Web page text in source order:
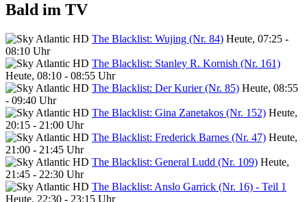
Bald im TV
The Blacklist: Wujing (Nr. 84) Heute, 07:25 -
08:10 Uhr
The Blacklist: Stanley R. Kornish (Nr. 161)
Heute, 08:10 - 08:55 Uhr
The Blacklist: Der Kurier (Nr. 85) Heute, 08:55
- 09:40 Uhr
The Blacklist: Gina Zanetakos (Nr. 152) Heute,
20:15 - 21:00 Uhr
The Blacklist: Frederick Barnes (Nr. 47) Heute,
21:00 - 21:45 Uhr
The Blacklist: General Ludd (Nr. 109) Heute,
21:45 - 22:30 Uhr
The Blacklist: Anslo Garrick (Nr. 16) - Teil 1
Heute, 22:30 - 23:15 Uhr